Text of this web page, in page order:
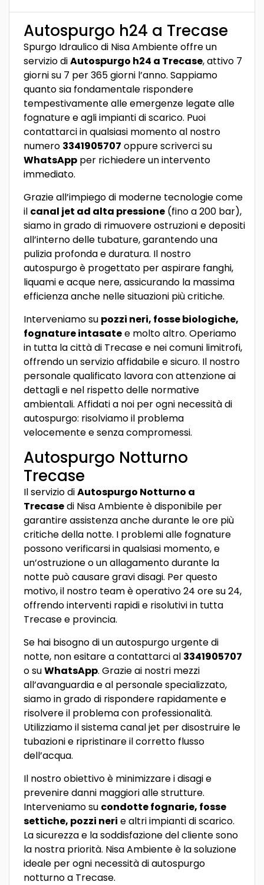
Autospurgo h24 a Trecase
Spurgo Idraulico di Nisa Ambiente offre un
servizio diAutospurgo h24 a Trecase, attivo 7
giorni su 7 per 365 giorni l’anno. Sappiamo
quanto sia fondamentale rispondere
tempestivamente alle emergenze legate alle
fognature e agli impianti di scarico. Puoi
contattarci in qualsiasi momento al nostro
numero 3341905707 oppure scriverci su
WhatsApp per richiedere un intervento
immediato.
Grazie all’impiego di moderne tecnologie come
il canal jet ad alta pressione (fino a 200 bar),
siamo in grado di rimuovere ostruzioni e depositi
all’interno delle tubature, garantendo una
pulizia profonda e duratura. Il nostro
autospurgo è progettato per aspirare fanghi,
liquami e acque nere, assicurando la massima
efficienza anche nelle situazioni più critiche.
Interveniamo su pozzi neri, fosse biologiche,
fognature intasatee molto altro. Operiamo
in tutta la città di Trecase e nei comuni limitrofi,
offrendo un servizio affidabile e sicuro. Il nostro
personale qualificato lavora con attenzione ai
dettagli e nel rispetto delle normative
ambientali. Affidati a noi per ogni necessità di
autospurgo: risolviamo il problema
velocemente e senza compromessi.
Autospurgo Notturno
Trecase
Il servizio diAutospurgo Notturno a
Trecasedi Nisa Ambiente è disponibile per
garantire assistenza anche durante le ore più
critiche della notte. I problemi alle fognature
possono verificarsi in qualsiasi momento, e
un’ostruzione o un allagamento durante la
notte può causare gravi disagi. Per questo
motivo, il nostro team è operativo 24 ore su 24,
offrendo interventi rapidi e risolutivi in tutta
Trecase e provincia.
Se hai bisogno di un autospurgo urgente di
notte, non esitare a contattarci al 3341905707
o suWhatsApp. Grazie ai nostri mezzi
all’avanguardia e al personale specializzato,
siamo in grado di rispondere rapidamente e
risolvere il problema con professionalità.
Utilizziamo il sistema canal jet per disostruire le
tubazioni e ripristinare il corretto flusso
dell’acqua.
Il nostro obiettivo è minimizzare i disagi e
prevenire danni maggiori alle strutture.
Interveniamo su condotte fognarie, fosse
settiche, pozzi neri e altri impianti di scarico.
La sicurezza e la soddisfazione del cliente sono
la nostra priorità. Nisa Ambiente è la soluzione
ideale per ogni necessità di autospurgo
notturno a Trecase.